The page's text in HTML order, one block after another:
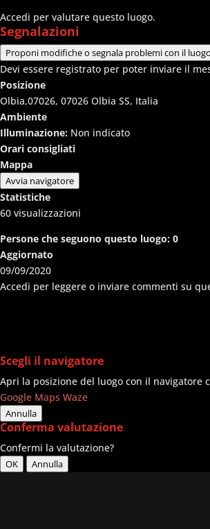
Accedi per valutare questo luogo.
Segnalazioni
Proponi modifiche o segnala problemi con il luogo
Devi essere registrato per poter inviare il
Posizione
Olbia,07026, 07026 Olbia SS, Italia
Ambiente
Illuminazione: Non indicato
Orari consigliati
Mappa
Avvia navigatore
Statistiche
60 visualizzazioni
Persone che seguono questo luogo: 0
Aggiornato
09/09/2020
Accedi per leggere o inviare commenti su
Scegli il navigatore
Apri la posizione del luogo con il navigatore
Google Maps Waze
Annulla
Conferma valutazione
Confermi la valutazione?
OK Annulla